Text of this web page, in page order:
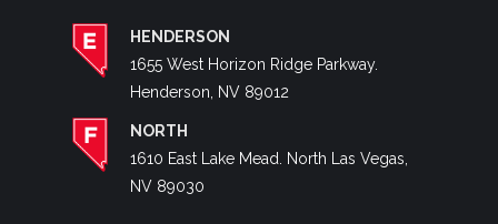
HENDERSON
1655 West Horizon Ridge Parkway.
Henderson, NV 89012
NORTH
1610 East Lake Mead. North Las Vegas,
NV 89030